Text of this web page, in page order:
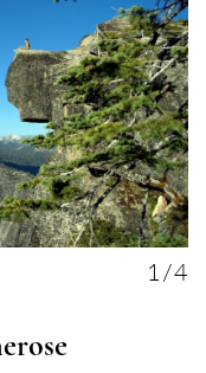
1 /4